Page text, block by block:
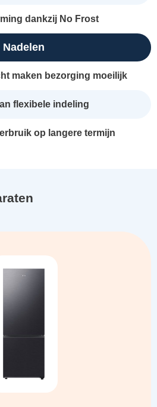
dankzij No Frost
Nadelen
maken bezorging moeilijk
flexibele indeling
op langere termijn